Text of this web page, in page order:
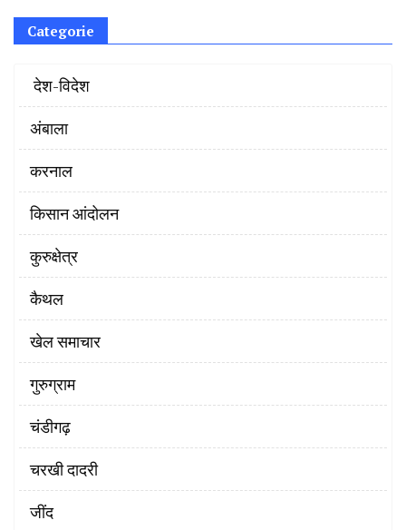
Categorie
‌ देश-विदेश
अंबाला
करनाल
किसान आंदोलन
कुरुक्षेत्र
कैथल
खेल समाचार
गुरुग्राम
चंडीगढ़
चरखी दादरी
‌जींद